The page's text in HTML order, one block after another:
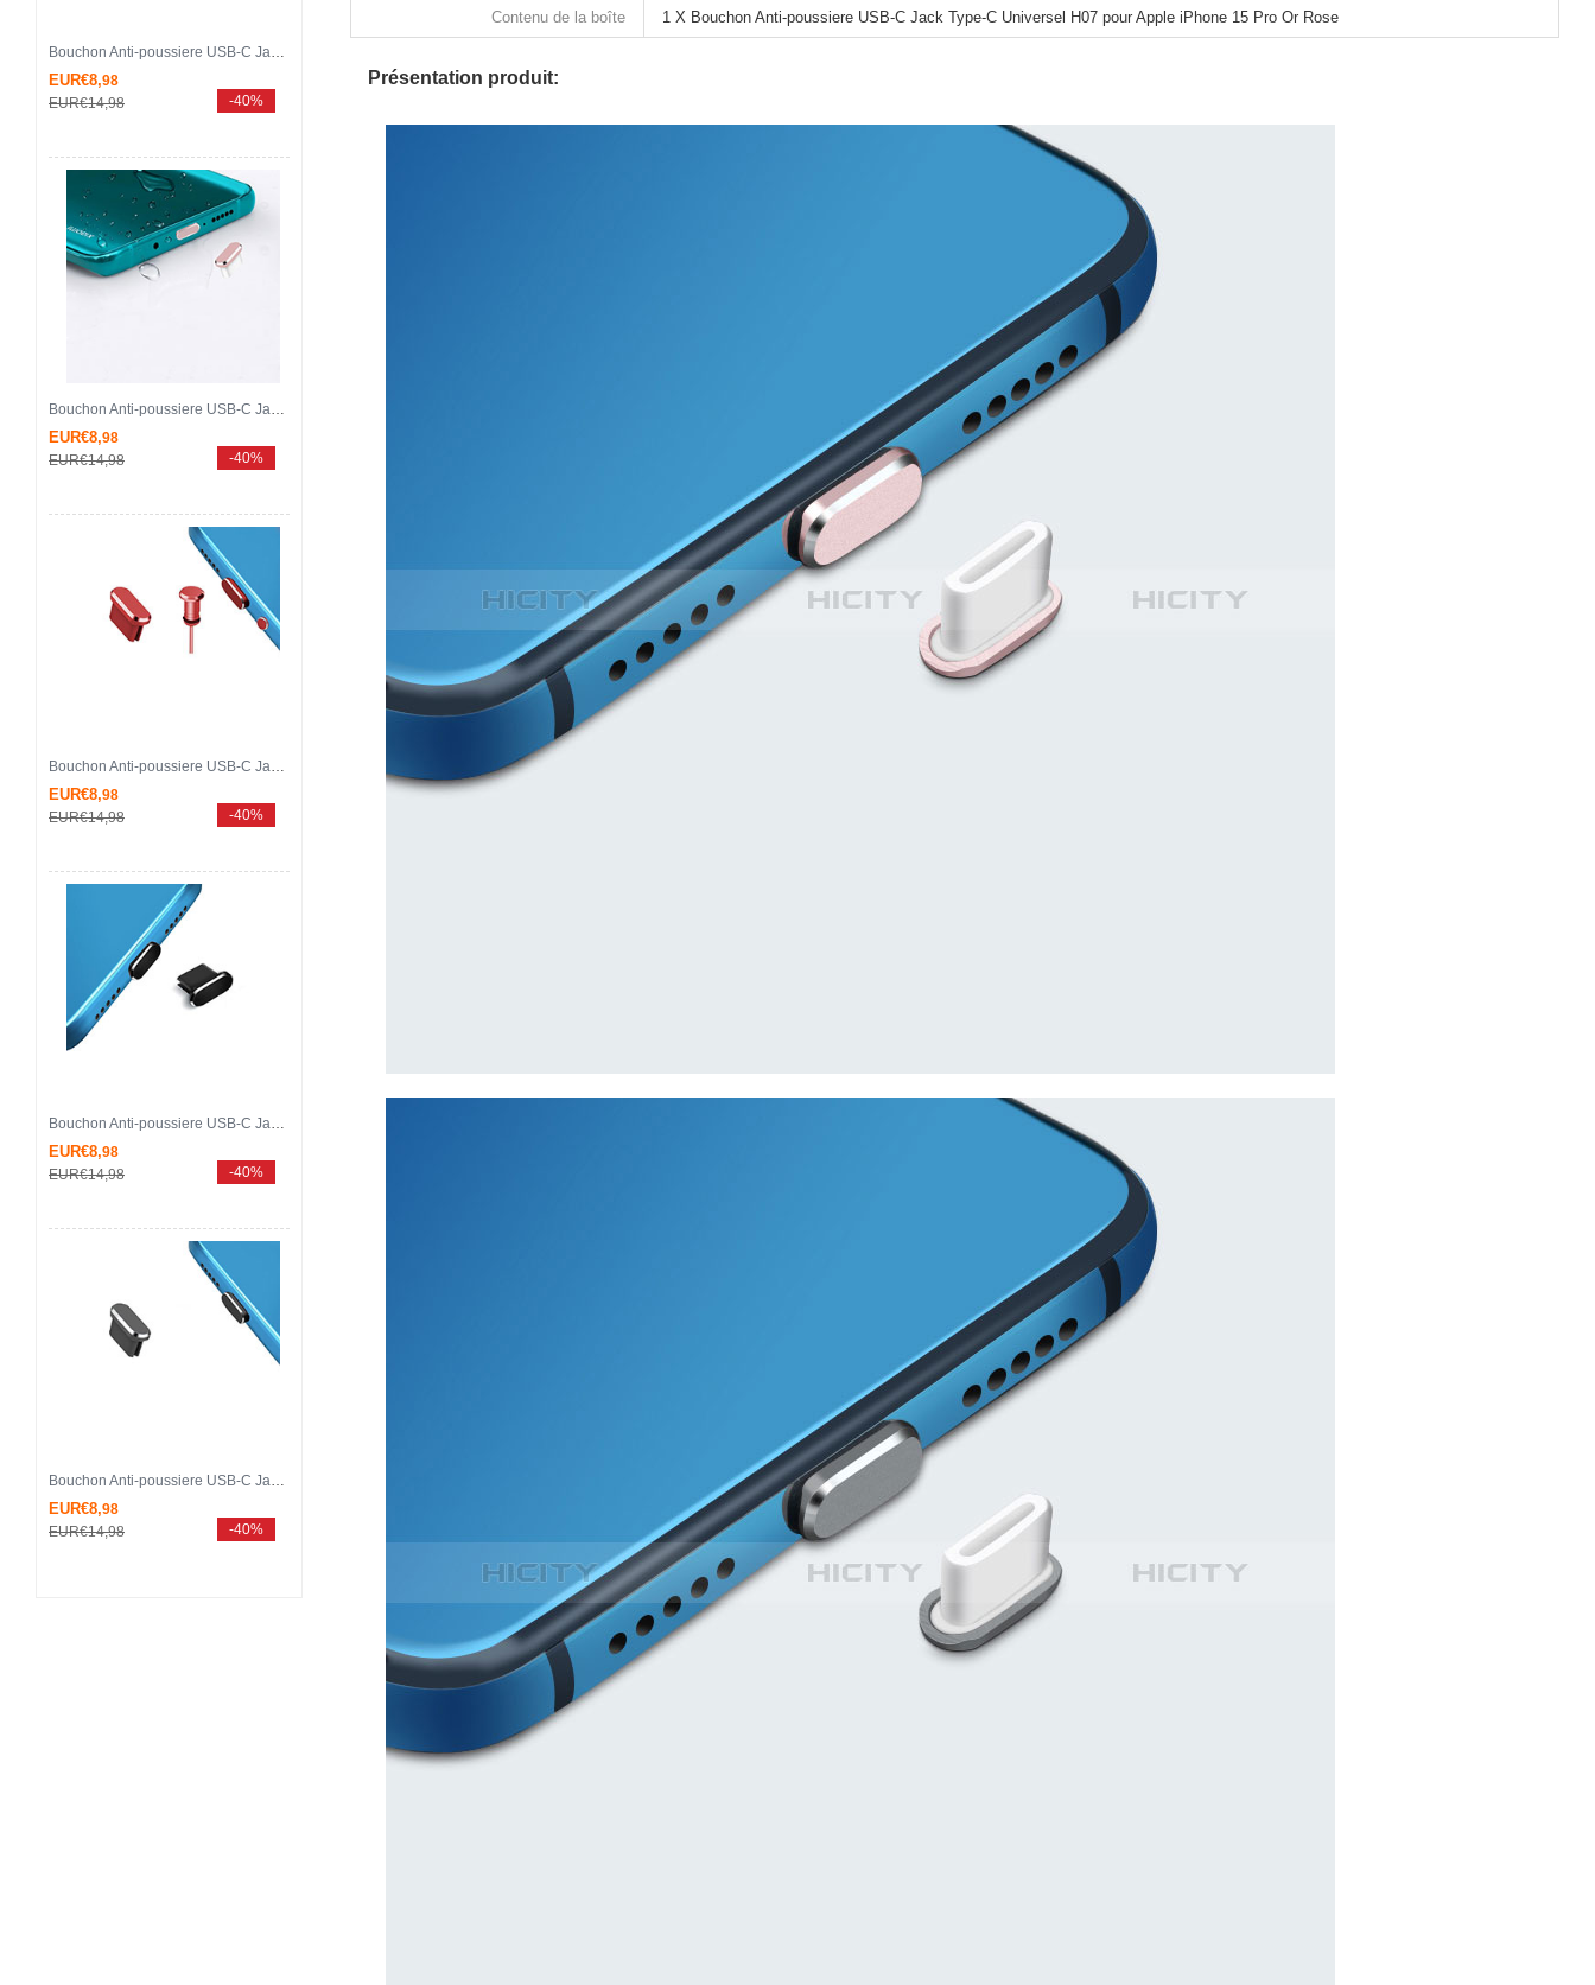
Contenu de la boîte 1 X Bouchon Anti-poussiere USB-C Jack Type-C Universel H07 pour Apple iPhone 15 Pro Or Rose
Présentation produit:
Bouchon Anti-poussiere USB-C Jack Type-C Universel H17 pour Apple iPhone 15 Pro Or
EUR€8,98
EUR€14,98 -40%
Bouchon Anti-poussiere USB-C Jack Type-C Universel H16 pour Apple iPhone 15 Pro Or Rose
EUR€8,98
EUR€14,98 -40%
Bouchon Anti-poussiere USB-C Jack Type-C Universel H15 pour Apple iPhone 15 Pro Rouge
EUR€8,98
EUR€14,98 -40%
Bouchon Anti-poussiere USB-C Jack Type-C Universel H14 pour Apple iPhone 15 Pro Noir
EUR€8,98
EUR€14,98 -40%
Bouchon Anti-poussiere USB-C Jack Type-C Universel H13 pour Apple iPhone 15 Pro Gris Fonce
EUR€8,98
EUR€14,98 -40%